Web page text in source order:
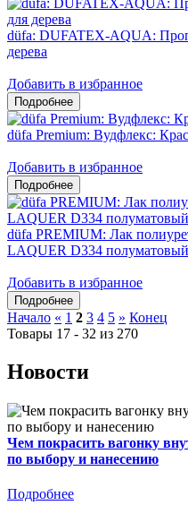
düfa: DUFATEX-AQUA:
дерева
Добавить в избранное
düfa Premium: Вудфлекс:
Добавить в избранное
düfa PREMIUM: Лак
LAQUER D334 полуматовый
Добавить в избранное
Начало « 1 2 3 4 5 » Конец
Товары 17 - 32 из 270
Новости
Чем покрасить вагонку
по выбору и нанесению
Подробнее